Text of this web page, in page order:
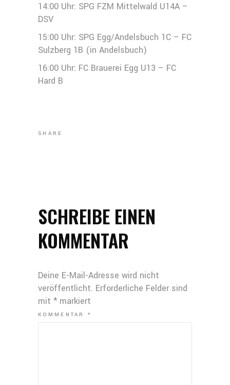
14:00 Uhr: SPG FZM Mittelwald U14A –
DSV
15:00 Uhr: SPG Egg/Andelsbuch 1C – FC
Sulzberg 1B (in Andelsbuch)
16:00 Uhr: FC Brauerei Egg U13 – FC
Hard B
SHARE
SCHREIBE EINEN
KOMMENTAR
Deine E-Mail-Adresse wird nicht
veröffentlicht. Erforderliche Felder sind
mit * markiert
KOMMENTAR*